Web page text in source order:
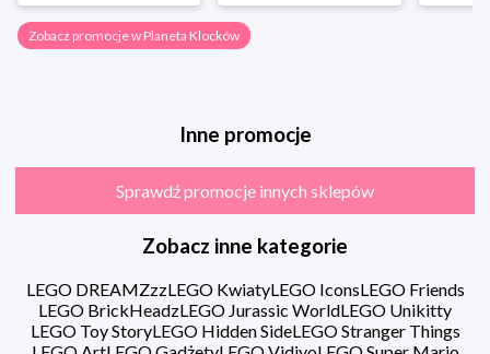
Zobacz promocje w Planeta Klocków
Inne promocje
Sprawdź promocje innych sklepów
Zobacz inne kategorie
LEGO DREAMZzzLEGO KwiatyLEGO IconsLEGO Friends
LEGO BrickHeadzLEGO Jurassic WorldLEGO Unikitty
LEGO Toy StoryLEGO Hidden SideLEGO Stranger Things